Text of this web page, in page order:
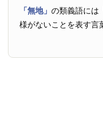
「無地」の類義語には
様がないことを表す言